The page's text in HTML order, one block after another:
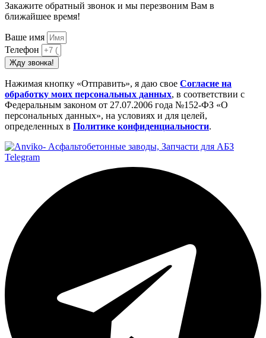
Закажите обратный звонок и мы перезвоним Вам в
ближайшее время!
Ваше имя
Телефон
Жду звонка!
Нажимая кнопку «Отправить», я даю свое Cогласие на
обработку моих персональных данных, в соответствии с
Федеральным законом от 27.07.2006 года №152-ФЗ «О
персональных данных», на условиях и для целей,
определенных в Политике конфиденциальности.
Telegram